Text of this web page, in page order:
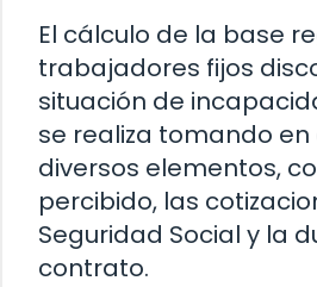
El cálculo de la base
trabajadores fijos
situación de
se realiza tomando
diversos elementos,
percibido, las
Seguridad Social y la
contrato.